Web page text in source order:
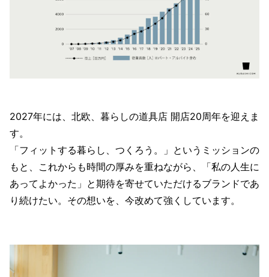
2027年には、北欧、暮らしの道具店 開店20周年を迎えま
す。
「フィットする暮らし、つくろう。」というミッションの
もと、これからも時間の厚みを重ねながら、「私の人生に
あってよかった」と期待を寄せていただけるブランドであ
り続けたい。その想いを、今改めて強くしています。